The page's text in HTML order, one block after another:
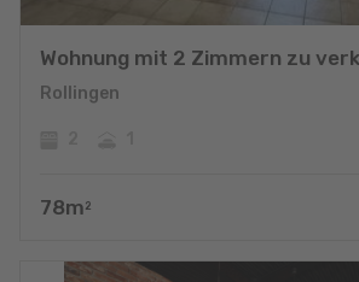
Wohnung mit 2 Zimmern zu
Rollingen
78m 2